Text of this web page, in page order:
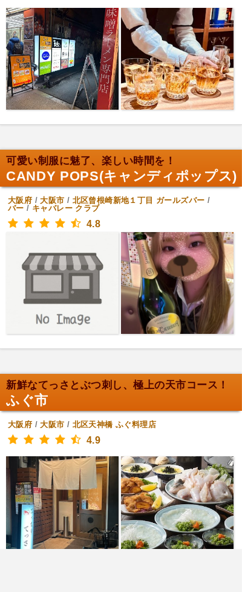
可愛い制服に魅了、楽しい時間を！
CANDY POPS(キャンディポップス)
大阪府 /大阪市 / 北区曾根崎新地１丁目 ガールズバー /
バー / キャバレー クラブ
4.8
新鮮なてっさとぶつ刺し、極上の天市コース！
ふぐ市
大阪府 /大阪市 / 北区天神橋 ふぐ料理店
4.9